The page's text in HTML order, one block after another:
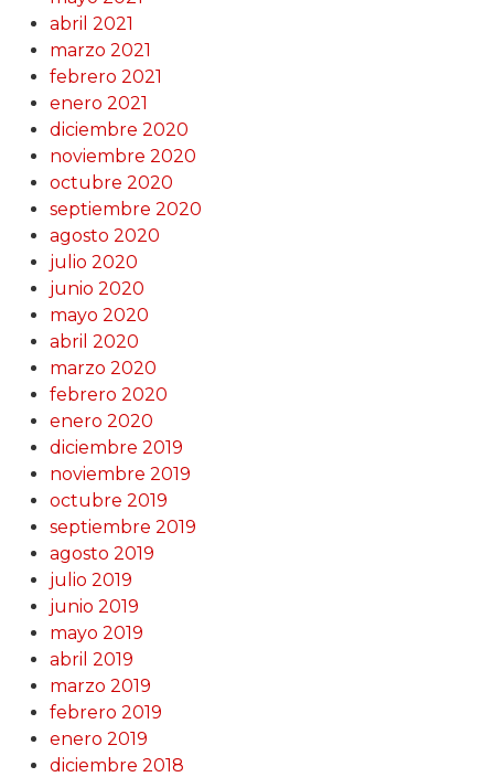
abril 2021
marzo 2021
febrero 2021
enero 2021
diciembre 2020
noviembre 2020
octubre 2020
septiembre 2020
agosto 2020
julio 2020
junio 2020
mayo 2020
abril 2020
marzo 2020
febrero 2020
enero 2020
diciembre 2019
noviembre 2019
octubre 2019
septiembre 2019
agosto 2019
julio 2019
junio 2019
mayo 2019
abril 2019
marzo 2019
febrero 2019
enero 2019
diciembre 2018